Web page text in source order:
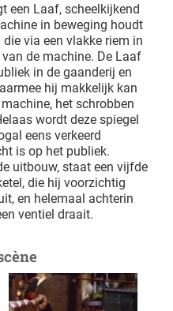
een Laaf, scheelkijkend
in beweging houdt
via een vlakke riem in
de machine. De Laaf
in de gaanderij en
hij makkelijk kan
het schrobben
wordt deze spiegel
eens verkeerd
is op het publiek.
uitbouw, staat een vijfde
die hij voorzichtig
en helemaal achterin
ventiel draait.